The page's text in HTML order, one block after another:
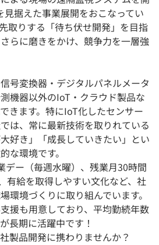
据えた事業展開をおこなってい
取りする「待ち伏せ開発」を目指
らに磨きをかけ、競争力を一層強
号変換器・デジタルパネルメータ
機器以外のIoT・クラウド製品な
きます。特にIoT化したセンサー
は、常に最新技術を取りれている
好き」「成長していきたい」とい
な環境です。
デー（毎週水曜）、残業月30時間
有給を取得しやすい文化など、社
環境づくりに取り組んでいます。
援も用意しており、平均勤続年数
長期に活躍中です！
製品開発に携わりませんか？